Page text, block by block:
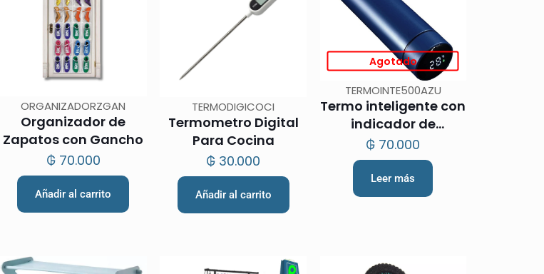
ORGANIZADORZGAN
Organizador de
Zapatos con Gancho
₲70.000
Añadir al carrito
TERMODIGICOCI
Termometro Digital
Para Cocina
₲ 30.000
Añadir al carrito
Agotado
TERMOINTE500AZU
Termo inteligente con
indicador de
temperatura 500ml –
Azul
₲ 70.000
Leer más